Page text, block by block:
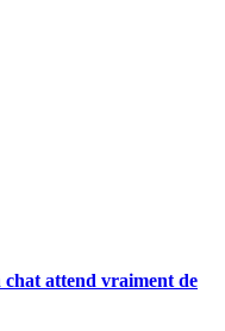
chat attend vraiment de